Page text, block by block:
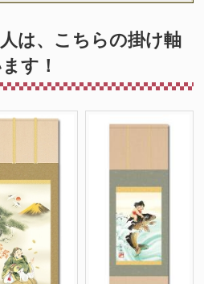
は、こちらの掛け軸
す！